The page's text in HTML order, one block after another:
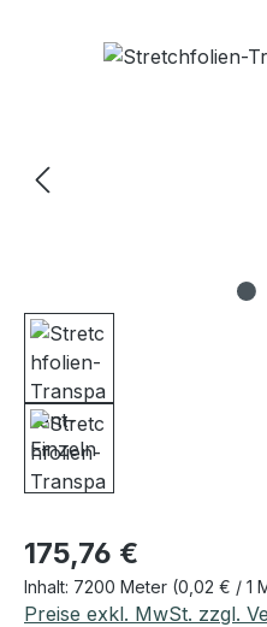
Bildergalerie überspringen
Regulärer Preis:
175,76 €
Inhalt: 7200 Meter (0,02 € / 1
Preise exkl. MwSt. zzgl.